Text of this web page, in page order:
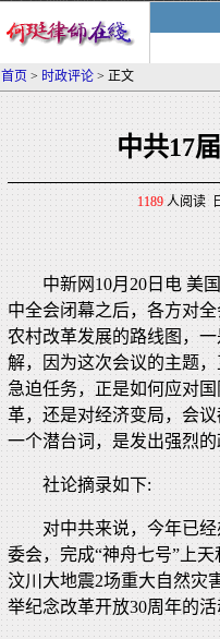
首页 > 时政评论> 正文
中共17
1189人阅读
中新网10月20日电 美
中全会闭幕之后，各方对
农村改革发展的路线图，
解，因为这次会议的主题
急迫任务，正是如何应对
革，还是对经济变局，会
一个潜台词，是发出强烈
社论摘录如下:
对中共来说，今年已
委会，完成“神舟七号”上
汶川大地震2场重大自然灾
举纪念改革开放30周年的活